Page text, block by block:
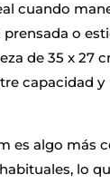
cuando
o
de 35 x 27
capacidad y
es algo más
lo